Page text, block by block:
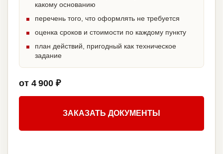
какому основанию
перечень того, что оформлять не требуется
оценка сроков и стоимости по каждому пункту
план действий, пригодный как техническое
задание
от 4 900 ₽
ЗАКАЗАТЬ ДОКУМЕНТЫ